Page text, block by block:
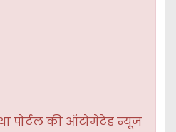
पोर्टल की ऑटोमेटेड न्यूज़